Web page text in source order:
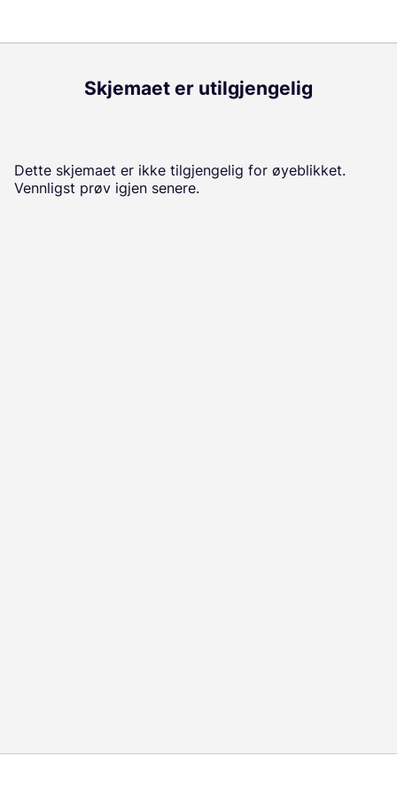
Skjemaet er utilgjengelig
Dette skjemaet er ikke tilgjengelig for øyeblikket.
Vennligst prøv igjen senere.